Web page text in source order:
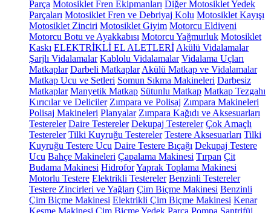
Parça Motosiklet Fren Ekipmanları Diğer Motosiklet Yedek
Parçaları Motosiklet Fren ve Debriyaj Kolu Motosiklet Kayışı
Motosiklet Zinciri Motosiklet Giyim Motorcu Eldiveni
Motorcu Botu ve Ayakkabısı Motorcu Yağmurluk Motosiklet
Kaskı ELEKTRİKLİ EL ALETLERİ Akülü Vidalamalar
Şarjlı Vidalamalar Kablolu Vidalamalar Vidalama Uçları
Matkaplar Darbeli Matkaplar Akülü Matkap ve Vidalamalar
Matkap Ucu ve Setleri Somun Sıkma Makineleri Darbesiz
Matkaplar Manyetik Matkap Sütunlu Matkap Matkap Tezgahı
Kırıcılar ve Deliciler Zımpara ve Polisaj Zımpara Makineleri
Polisaj Makineleri Planyalar Zımpara Kağıdı ve Aksesuarları
Testereler Daire Testereler Dekupaj Testereler Çok Amaçlı
Testereler Tilki Kuyruğu Testereler Testere Aksesuarları Tilki
Kuyruğu Testere Ucu Daire Testere Bıçağı Dekupaj Testere
Ucu Bahçe Makineleri Çapalama Makinesi Tırpan Çit
Budama Makinesi HidroforYaprak Toplama Makinesi
Motorlu Testere Elektrikli Testereler Benzinli Testereler
Testere Zincirleri ve Yağları Çim Biçme Makinesi Benzinli
Çim Biçme Makinesi Elektrikli Çim Biçme Makinesi Kenar
Kesme Makinesi Çim Biçme Yedek Parça Pompa Santrifüj